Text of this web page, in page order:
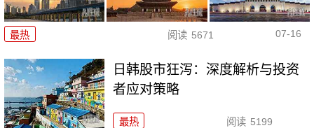
最热 阅读 5671 07-16
日韩股市狂泻：深度解析与投资
者应对策略
最热 阅读 5199